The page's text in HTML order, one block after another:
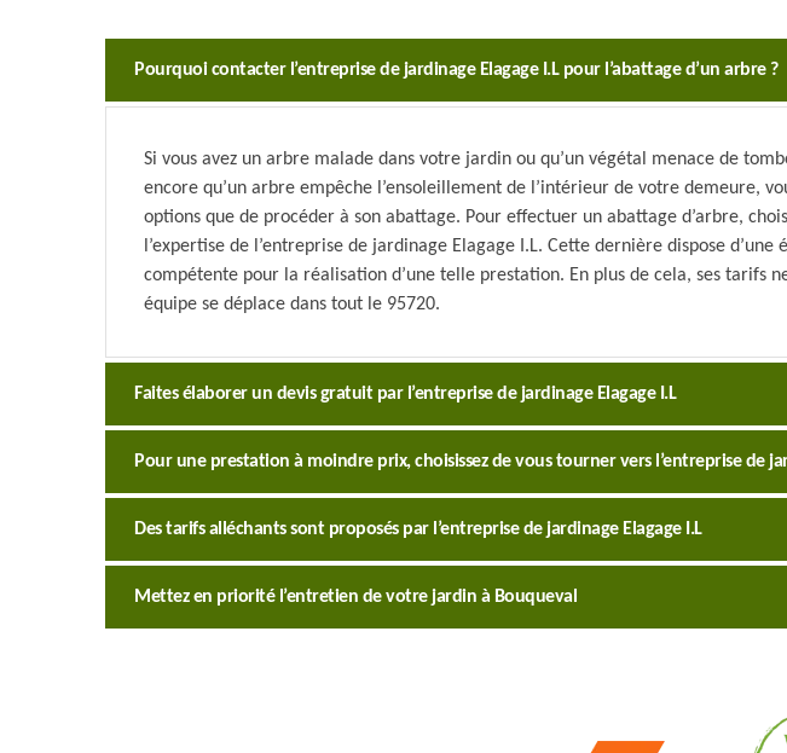
Pourquoi contacter l’entreprise de jardinage Elagage I.L pour l’abattage d’un arbre ?
Si vous avez un arbre malade dans votre jardin ou qu’un végétal menace de
encore qu’un arbre empêche l’ensoleillement de l’intérieur de votre demeure,
options que de procéder à son abattage. Pour effectuer un abattage d’arbre,
l’expertise de l’entreprise de jardinage Elagage I.L. Cette dernière dispose d’une
compétente pour la réalisation d’une telle prestation. En plus de cela, ses tarifs
équipe se déplace dans tout le 95720.
Faites élaborer un devis gratuit par l’entreprise de jardinage Elagage I.L
Pour une prestation à moindre prix, choisissez de vous tourner vers l’entreprise de
Des tarifs alléchants sont proposés par l’entreprise de jardinage Elagage I.L
Mettez en priorité l’entretien de votre jardin à Bouqueval